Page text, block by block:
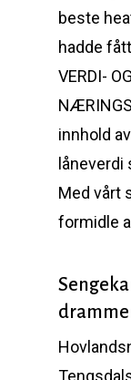
beste
hadde
VERDI-
innhold
Med vårt
formidle